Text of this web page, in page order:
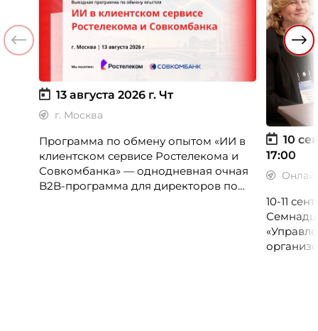
13 августа 2026 г. Чт
г. Москва
Программа по обмену опытом «ИИ в
клиентском сервисе Ростелекома и
Совкомбанка» — однодневная очная
B2B-программа для директоров по
10
17:00
10-11